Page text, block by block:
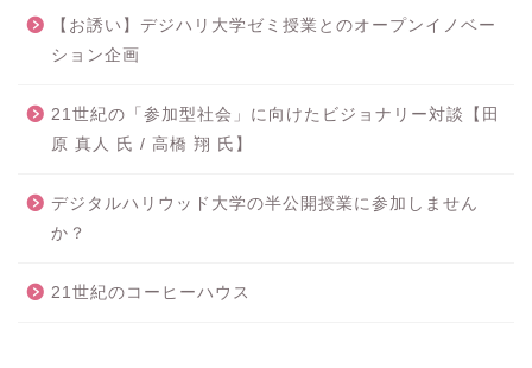
【お誘い】デジハリ大学ゼミ授業とのオープンイノベー
ション企画
21世紀の「参加型社会」に向けたビジョナリー対談【田
原 真人 氏 / 高橋 翔 氏】
デジタルハリウッド大学の半公開授業に参加しません
か？
21世紀のコーヒーハウス